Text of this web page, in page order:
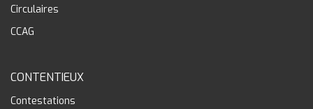
Circulaires
CCAG
CONTENTIEUX
Contestations